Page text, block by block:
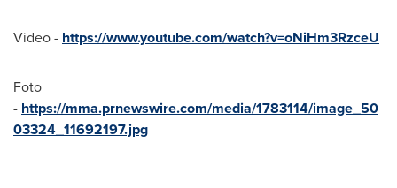
Video - https://www.youtube.com/watch?v=oNiHm3RzceU
Foto
- https://mma.prnewswire.com/media/1783114/image_50
03324_11692197.jpg